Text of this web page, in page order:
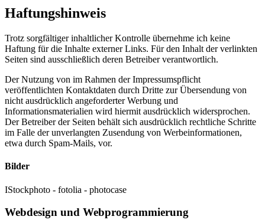
Haftungshinweis
Trotz sorgfältiger inhaltlicher Kontrolle übernehme ich keine
Haftung für die Inhalte externer Links. Für den Inhalt der verlinkten
Seiten sind ausschließlich deren Betreiber verantwortlich.
Der Nutzung von im Rahmen der Impressumspflicht
veröffentlichten Kontaktdaten durch Dritte zur Übersendung von
nicht ausdrücklich angeforderter Werbung und
Informationsmaterialien wird hiermit ausdrücklich widersprochen.
Der Betreiber der Seiten behält sich ausdrücklich rechtliche Schritte
im Falle der unverlangten Zusendung von Werbeinformationen,
etwa durch Spam-Mails, vor.
Bilder
IStockphoto - fotolia - photocase
Webdesign und Webprogrammierung